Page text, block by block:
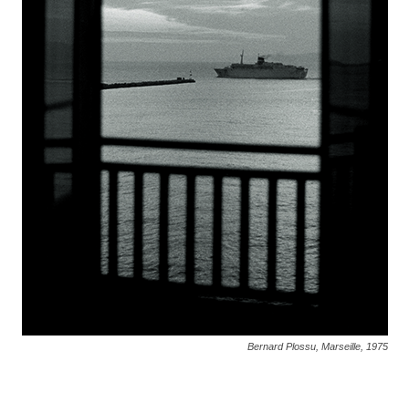
Bernard Plossu, Marseille, 1975